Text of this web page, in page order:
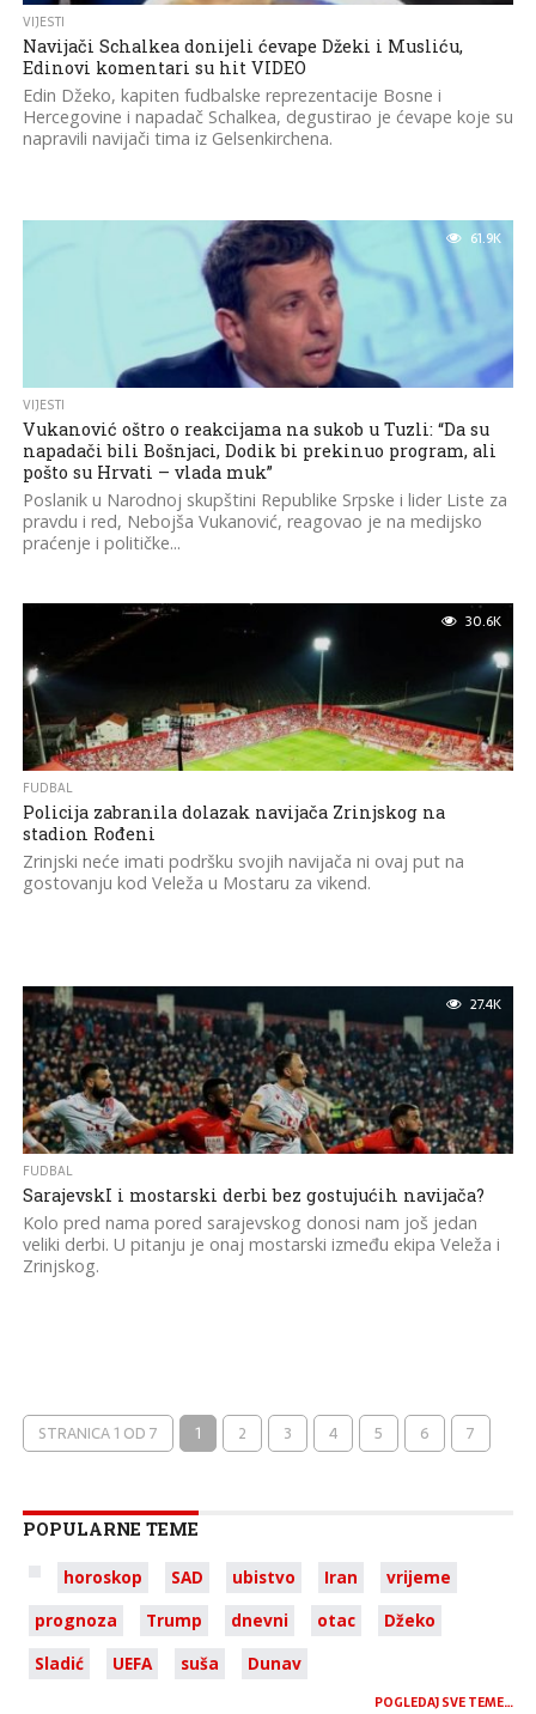
VIJESTI
Navijači Schalkea donijeli ćevape Džeki i Musliću,
Edinovi komentari su hit VIDEO
Edin Džeko, kapiten fudbalske reprezentacije Bosne i
Hercegovine i napadač Schalkea, degustirao je ćevape koje su
napravili navijači tima iz Gelsenkirchena.
61.9K
VIJESTI
Vukanović oštro o reakcijama na sukob u Tuzli: “Da su
napadači bili Bošnjaci, Dodik bi prekinuo program, ali
pošto su Hrvati – vlada muk”
Poslanik u Narodnoj skupštini Republike Srpske i lider Liste za
pravdu i red, Nebojša Vukanović, reagovao je na medijsko
praćenje i političke...
30.6K
FUDBAL
Policija zabranila dolazak navijača Zrinjskog na
stadion Rođeni
Zrinjski neće imati podršku svojih navijača ni ovaj put na
gostovanju kod Veleža u Mostaru za vikend.
27.4K
FUDBAL
SarajevskI i mostarski derbi bez gostujućih navijača?
Kolo pred nama pored sarajevskog donosi nam još jedan
veliki derbi. U pitanju je onaj mostarski između ekipa Veleža i
Zrinjskog.
STRANICA 1 OD 7 1 2 3 4 5 6 7
POPULARNE TEME
horoskop SAD ubistvo Iran
vrijeme
prognoza
Trump dnevni otac
Džeko
Sladić
UEFA suša Dunav
POGLEDAJ SVE TEME…